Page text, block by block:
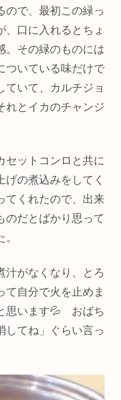
ので、最初この緑っ
、口に入れるとちょ
。その緑のものには
ついている味だけで
ていて、カルチジョ
れとイカのチャンジ
セットコンロと共に
の煮込みをしてく
てくれたので、出来
のだとばかり思って
汁がなくなり、とろ
自分で火を止めま
思います💦 おばち
してね」ぐらい言っ